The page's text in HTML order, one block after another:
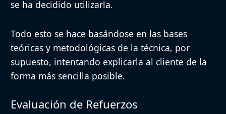
se ha decidido utilizarla.
Todo esto se hace basándose en las bases
teóricas y metodológicas de la técnica, por
supuesto, intentando explicarla al cliente de la
forma más sencilla posible.
Evaluación de Refuerzos